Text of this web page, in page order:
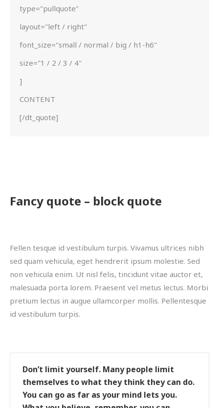
type="pullquote"
layout="left / right"
font_size="small / normal / big / h1-h6"
size="1 / 2 / 3 / 4"
]
CONTENT
[/dt_quote]
Fancy quote – block quote
Fellen tesque id vestibulum turpis. Vivamus ultrices nibh
sed quam vehicula, eget hendrerit ipsum molestie. Sed
non vehicula enim. Ut nisl felis, tincidunt vitae auctor et,
malesuada porta lorem. Praesent vel metus lectus. Morbi
pretium lectus in augue ullamcorper mollis. Pellentesque
id vestibulum turpis.
Don’t limit yourself. Many people limit
themselves to what they think they can do.
You can go as far as your mind lets you.